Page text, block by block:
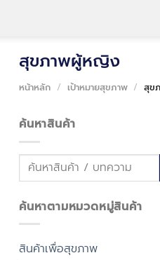
สุขภาพผู้หญิง
หน้าหลัก / เป้าหมายสุขภาพ / สุข
ค้นหาสินค้า
ค้นหา:
ค้นหาตามหมวดหมู่สินค้า
สินค้าเพื่อสุขภาพ